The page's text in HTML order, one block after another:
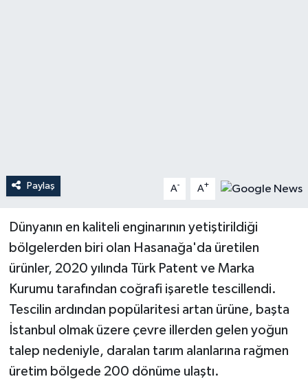
Paylaş A- A+
Dünyanın en kaliteli enginarının yetiştirildiği
bölgelerden biri olan Hasanağa'da üretilen
ürünler, 2020 yılında Türk Patent ve Marka
Kurumu tarafından coğrafi işaretle tescillendi.
Tescilin ardından popülaritesi artan ürüne, başta
İstanbul olmak üzere çevre illerden gelen yoğun
talep nedeniyle, daralan tarım alanlarına rağmen
üretim bölgede 200 dönüme ulaştı.